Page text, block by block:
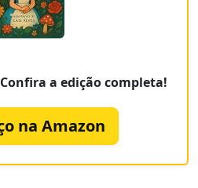
a edição completa!
na Amazon